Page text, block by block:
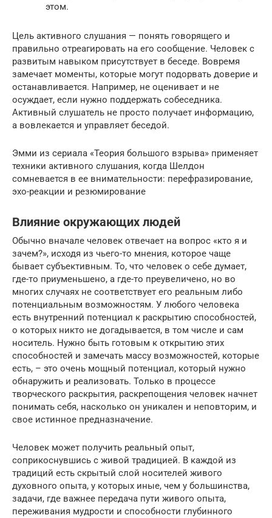
этом.
Цель активного слушания — понять говорящего и
правильно отреагировать на его сообщение. Человек с
развитым навыком присутствует в беседе. Вовремя
замечает моменты, которые могут подорвать доверие и
останавливается. Например, не оценивает и не
осуждает, если нужно поддержать собеседника.
Активный слушатель не просто получает информацию,
а вовлекается и управляет беседой.
Эмми из сериала «Теория большого взрыва» применяет
техники активного слушания, когда Шелдон
сомневается в ее внимательности: перефразирование,
эхо-реакции и резюмирование
Влияние окружающих людей
Обычно вначале человек отвечает на вопрос «кто я и
зачем?», исходя из чьего-то мнения, которое чаще
бывает субъективным. То, что человек о себе думает,
где-то приуменьшено, а где-то преувеличено, но во
многих случаях не соответствует его реальным либо
потенциальным возможностям. У любого человека
есть внутренний потенциал к раскрытию способностей,
о которых никто не догадывается, в том числе и сам
носитель. Нужно быть готовым к открытию этих
способностей и замечать массу возможностей, которые
есть, – это очень мощный потенциал, который нужно
обнаружить и реализовать. Только в процессе
творческого раскрытия, раскрепощения человек начнет
понимать себя, насколько он уникален и неповторим, и
свое истинное предназначение.
Человек может получить реальный опыт,
соприкоснувшись с живой традицией. В каждой из
традиций есть скрытый слой носителей живого
духовного опыта, у которых иные, чем у большинства,
задачи, где важнее передача пути живого опыта,
переживания мудрости и способности глубинного